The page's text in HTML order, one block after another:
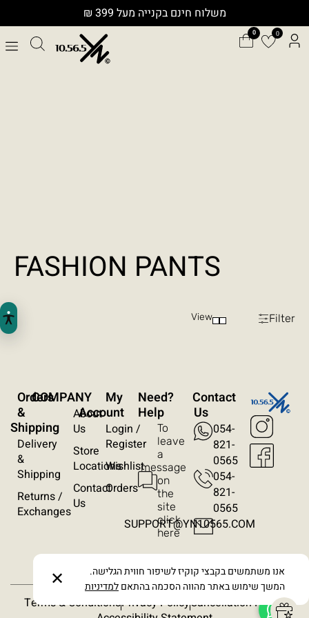
משלוח חינם בקנייה מעל 399 ₪
0
FASHION PANTS
Filter
View
?Need
Help
To
leave
a
message
on
the
site
click
here
Contact
Us
054-
821-
0565
054-
821-
0565​
SUPPORT@YN10565.COM
Orders
&
Shipping
Delivery
&
Shipping
Returns /
Exchanges
My
Account
Login /
Register
Wishlist
Orders
COMPANY
About
Us
Store
Locations
Contact
Us
Terms & ConditionsPrivacy PolicyCancellation Policy
אנו משתמשים בקבצי קוקיז לשיפור חווית הגלישה.
המשך שימוש באתר מהווה הסכמה בהתאםלמדיניות ✕
פונט קריא
עצירת אנימציות
ריווח טקסט
הסתרת תמונות